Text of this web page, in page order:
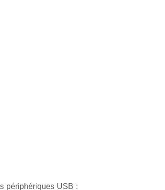
périphériques USB :